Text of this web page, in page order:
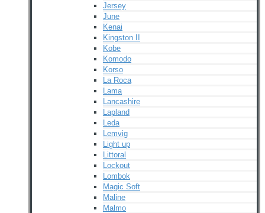
Jersey
June
Kenai
Kingston II
Kobe
Komodo
Korso
La Roca
Lama
Lancashire
Lapland
Leda
Lemvig
Light up
Littoral
Lockout
Lombok
Magic Soft
Maline
Malmo